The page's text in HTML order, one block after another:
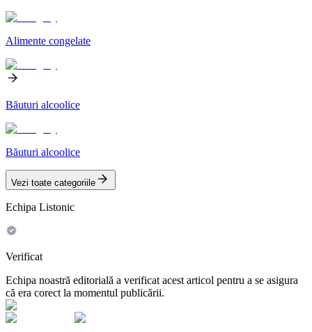
Alimente congelate
Băuturi alcoolice
Băuturi alcoolice
Vezi toate categoriile
Echipa Listonic
Verificat
Echipa noastră editorială a verificat acest articol pentru a se asigura
că era corect la momentul publicării.